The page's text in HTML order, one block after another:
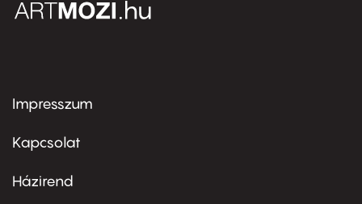
Footer
first
Impresszum
Kapcsolat
Footer
Házirend